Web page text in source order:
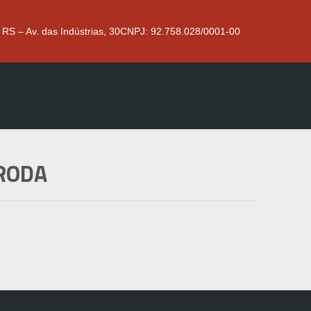
– Av. das Indústrias, 30CNPJ: 92.758.028/0001-00